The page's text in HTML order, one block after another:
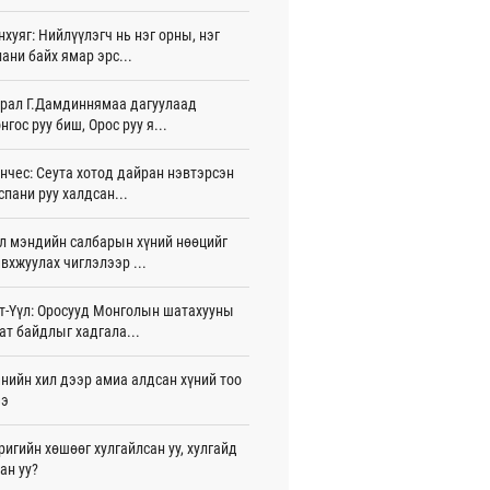
цаг 29 мин
Н.Амарзаяа: 32 хуудастай
дэвтэр долоо хоногт л дүүрдэг
цаг 38 мин
байна
12 цаг 01 мин
80 мянган евро хандивлажээ
11 цаг 30 мин
өртэй шатахуун импортлогч ААН-
дансыг битүүмжлэхгүй
11 цаг 20 мин
аагим халуун өдрүүд үргэлжилсээр
11 цаг 20 мин
шигшээ баг Азийн наадам-д
Нийлүүлэгч нь нэг орны, нэг
байх ямар эрс...
Г.Дамдиннямаа дагуулаад
руу биш, Орос руу я...
Сеута хотод дайран нэвтэрсэн
руу халдсан...
мэндийн салбарын хүний нөөцийг
чиглэлээр ...
Үүл: Оросууд Монголын шатахууны
байдлыг хадгала...
хил дээр амиа алдсан хүний тоо
хөшөөг хулгайлсан уу, хулгайд
уу?